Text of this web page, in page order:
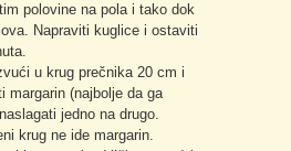
polovine na pola i tako dok
Napraviti kuglice i ostaviti
u krug prečnika 20 cm i
margarin (najbolje da ga
jedno na drugo.
krug ne ide margarin.